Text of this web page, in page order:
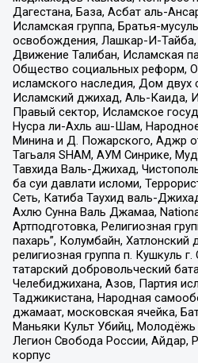
Дагестана, База, Асбат аль-
Исламская группа, Братья-
освобождения, Лашкар-И-Тайба,
Движение Талибан, Исламская
Общество социальных реформ,
исламского наследия, Дом
Исламский джихад, Аль-Каида,
Правый сектор, Исламское
Нусра ли-Ахль аш-Шам,
Минина и Д. Пожарского, Аджр
Тагьаля SHAM, АУМ Синрике,
Тавхида Валь-Джихад,
ба суи давлати исломи,
Сеть, Катиба Таухид валь-
Ахлю Сунна Валь Джамаа,
Артподготовка, Религиозная
пахарь”, Колумбайн,
религиозная группа п. Кушкуль
татарский добровольческий
Челебиджихана, Азов, Партия
Таджикистана, Народная
джамаат, московская ячейка,
Маньяки Культ Убийц, Молодёжь
Легион Свобода России, Айдар,
корпус